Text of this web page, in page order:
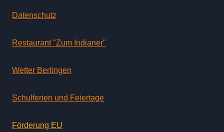
Datenschutz
Restaurant "Zum Indianer"
Wetter Bertingen
Schulferien und Feiertage
Förderung EU